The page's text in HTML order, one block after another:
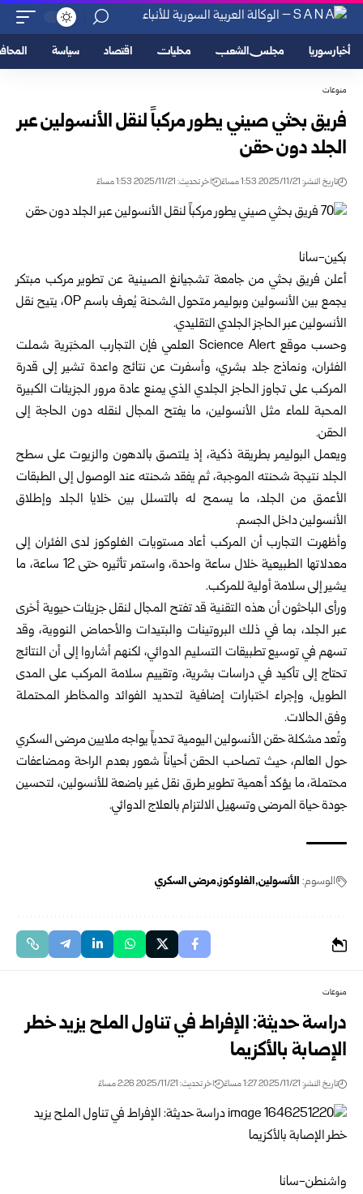
أخبار سوريا مجلس الشعب محليات اقتصاد سياسة
منوعات
فريق بحثي صيني يطور مركباً لنقل الأنسولين عبر
الجلد دون حقن
تاريخ النشر: 2025/11/21 1:53 مساءً اخر تحديث: 2025/11/21 1:53 مساءً
بكين-سانا
أعلن فريق بحثي من جامعة تشجيانغ الصينية عن تطوير مركب مبتكر
يجمع بين الأنسولين
وبوليمر متحول الشحنة يُعرف باسم OP، يتيح نقل
الأنسولين عبر الحاجز الجلدي التقليدي.
وحسب موقع Science Alert العلمي فإن التجارب المخبَرية شملت
الفئران، ونماذج جلد بشري، وأسفرت عن نتائج واعدة تشير إلى قدرة
المركب على تجاوز الحاجز الجلدي الذي يمنع عادة مرور الجزيئات الكبيرة
المحبة للماء مثل الأنسولين، ما يفتح المجال لنقله دون الحاجة إلى
الحقن.
ويعمل البوليمر بطريقة ذكية، إذ يلتصق بالدهون والزيوت على سطح
الجلد نتيجة شحنته الموجبة، ثم يفقد شحنته عند الوصول إلى الطبقات
الأعمق من الجلد، ما يسمح له بالتسلل بين خلايا الجلد وإطلاق
الأنسولين داخل الجسم.
وأظهرت التجارب أن المركب أعاد مستويات الغلوكوز لدى الفئران إلى
معدلاتها الطبيعية خلال ساعة واحدة، واستمر تأثيره حتى 12 ساعة، ما
يشير إلى سلامة أولية للمركب.
ورأى الباحثون أن هذه التقنية قد تفتح المجال لنقل جزيئات حيوية أخرى
عبر الجلد، بما في ذلك البروتينات والبتيدات والأحماض النووية، وقد
تسهم في توسيع تطبيقات التسليم الدوائي، لكنهم أشاروا إلى أن النتائج
تحتاج إلى تأكيد في دراسات بشرية، وتقييم سلامة المركب على المدى
الطويل، وإجراء اختبارات إضافية لتحديد الفوائد والمخاطر المحتملة
وفق الحالات.
وتُعد مشكلة حقن الأنسولين اليومية تحدياً يواجه ملايين مرضى السكري
حول العالم، حيث تصاحب الحقن أحياناً شعور بعدم الراحة ومضاعفات
محتملة، ما يؤكد أهمية تطوير طرق نقل غير باضعة للأنسولين، لتحسين
جودة حياة المرضى وتسهيل الالتزام بالعلاج الدوائي.
الوسوم: الأنسولين الغلوكوز مرضى السكري
منوعات
دراسة حديثة: الإفراط في تناول الملح يزيد خطر
الإصابة بالأكزيما
تاريخ النشر: 2025/11/21 1:27 مساءً اخر تحديث: 2025/11/21 2:26 مساءً
واشنطن-سانا